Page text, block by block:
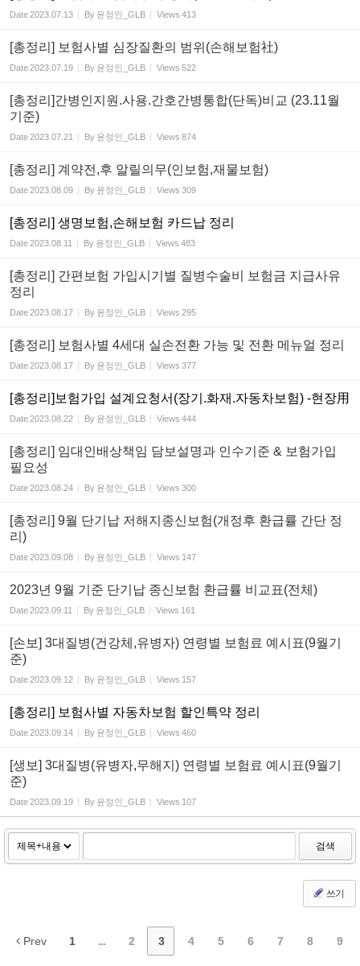
Date2023.07.13 By 윤정인_GLB Views 413
[총정리] 보험사별 심장질환의 범위(손해보험社)
Date2023.07.19 By 윤정인_GLB Views 522
[총정리]간병인지원.사용.간호간병통합(단독)비교 (23.11월
기준)
Date2023.07.21 By 윤정인_GLB Views 874
[총정리] 계약전,후 알릴의무(인보험,재물보험)
Date2023.08.09 By 윤정인_GLB Views 309
[총정리] 생명보험,손해보험 카드납 정리
Date2023.08.11 By 윤정인_GLB Views 483
[총정리] 간편보험 가입시기별 질병수술비 보험금 지급사유
정리
Date2023.08.17 By 윤정인_GLB Views 295
[총정리] 보험사별 4세대 실손전환 가능 및 전환 메뉴얼 정리
Date2023.08.17 By 윤정인_GLB Views 377
[총정리]보험가입 설계요청서(장기.화재.자동차보험) -현장用
Date2023.08.22 By 윤정인_GLB Views 444
[총정리] 임대인배상책임 담보설명과 인수기준 & 보험가입
필요성
Date2023.08.24 By 윤정인_GLB Views 300
[총정리] 9월 단기납 저해지종신보험(개정후 환급률 간단 정
리)
Date2023.09.08 By 윤정인_GLB Views 147
2023년 9월 기준 단기납 종신보험 환급률 비교표(전체)
Date2023.09.11 By 윤정인_GLB Views 161
[손보] 3대질병(건강체,유병자) 연령별 보험료 예시표(9월기
준)
Date2023.09.12 By 윤정인_GLB Views 157
[총정리] 보험사별 자동차보험 할인특약 정리
Date2023.09.14 By 윤정인_GLB Views 460
[생보] 3대질병(유병자,무해지) 연령별 보험료 예시표(9월기
준)
Date2023.09.19 By 윤정인_GLB Views 107
검색
쓰기
Prev 1 ... 2 3 4 5 6 7 8 9